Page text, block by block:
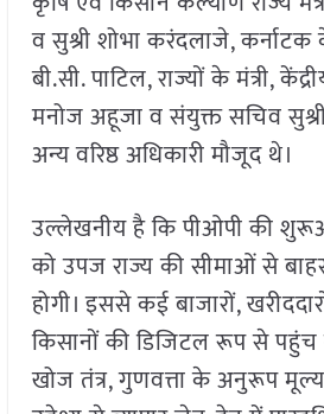
व सुश्री शोभा करंदलाजे, कर्नाटक
बी.सी. पाटिल, राज्यों के मंत्री,
मनोज अहूजा व संयुक्त सचिव
अन्य वरिष्ठ अधिकारी मौजूद थे।
उल्लेखनीय है कि पीओपी की
को उपज राज्य की सीमाओं से
होगी। इससे कई बाजारों,
किसानों की डिजिटल रूप से
खोज तंत्र, गुणवत्ता के अनुरूप मूल्य